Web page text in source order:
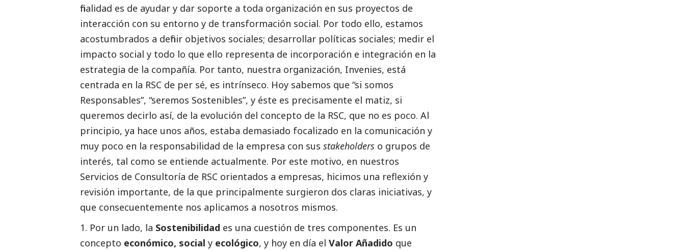
finalidad es de ayudar y dar soporte a toda organización en sus proyectos de
interacción con su entorno y de transformación social. Por todo ello, estamos
acostumbrados a definir objetivos sociales; desarrollar políticas sociales; medir el
impacto social y todo lo que ello representa de incorporación e integración en la
estrategia de la compañía. Por tanto, nuestra organización, Invenies, está
centrada en la RSC de per sé, es intrínseco. Hoy sabemos que “si somos
Responsables”, “seremos Sostenibles”, y éste es precisamente el matiz, si
queremos decirlo así, de la evolución del concepto de la RSC, que no es poco. Al
principio, ya hace unos años, estaba demasiado focalizado en la comunicación y
muy poco en la responsabilidad de la empresa con sus stakeholders o grupos de
interés, tal como se entiende actualmente. Por este motivo, en nuestros
Servicios de Consultoría de RSC orientados a empresas, hicimos una reflexión y
revisión importante, de la que principalmente surgieron dos claras iniciativas, y
que consecuentemente nos aplicamos a nosotros mismos.
1. Por un lado, la Sostenibilidad es una cuestión de tres componentes. Es un
concepto económico, social y ecológico, y hoy en día el Valor Añadido que